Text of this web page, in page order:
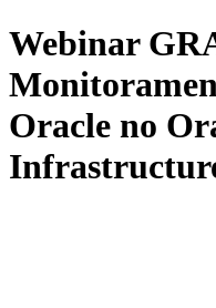
Webinar
Oracle no